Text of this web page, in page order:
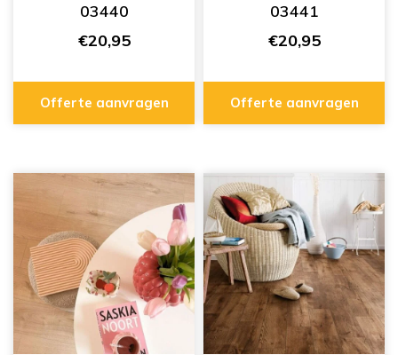
03440
€20,95
Offerte aanvragen
03441
€20,95
Offerte aanvragen